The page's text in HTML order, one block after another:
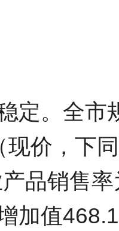
定。全市
价，下
品销售
加值